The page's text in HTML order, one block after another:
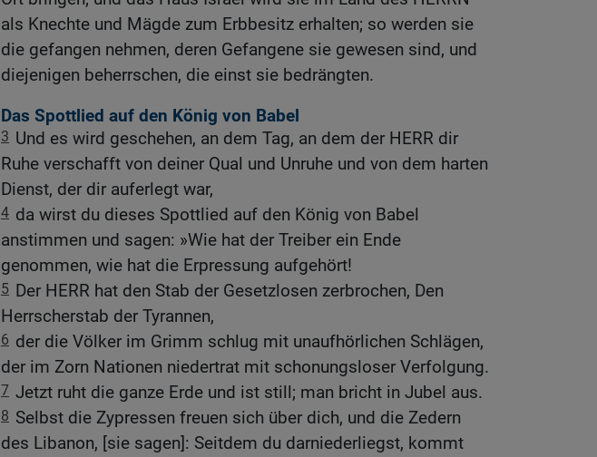
als Knechte und Mägde zum Erbbesitz erhalten; so werden sie
die gefangen nehmen, deren Gefangene sie gewesen sind, und
diejenigen beherrschen, die einst sie bedrängten.
Das Spottlied auf den König von Babel
3 Und es wird geschehen, an dem Tag, an dem der HERR dir
Ruhe verschafft von deiner Qual und Unruhe und von dem harten
Dienst, der dir auferlegt war,
4 da wirst du dieses Spottlied auf den König von Babel
anstimmen und sagen: »Wie hat der Treiber ein Ende
genommen, wie hat die Erpressung aufgehört!
5 Der HERR hat den Stab der Gesetzlosen zerbrochen, Den
Herrscherstab der Tyrannen,
6 der die Völker im Grimm schlug mit unaufhörlichen Schlägen,
der im Zorn Nationen niedertrat mit schonungsloser Verfolgung.
7 Jetzt ruht die ganze Erde und ist still; man bricht in Jubel aus.
8 Selbst die Zypressen freuen sich über dich, und die Zedern
des Libanon, [sie sagen]: Seitdem du darniederliegst, kommt